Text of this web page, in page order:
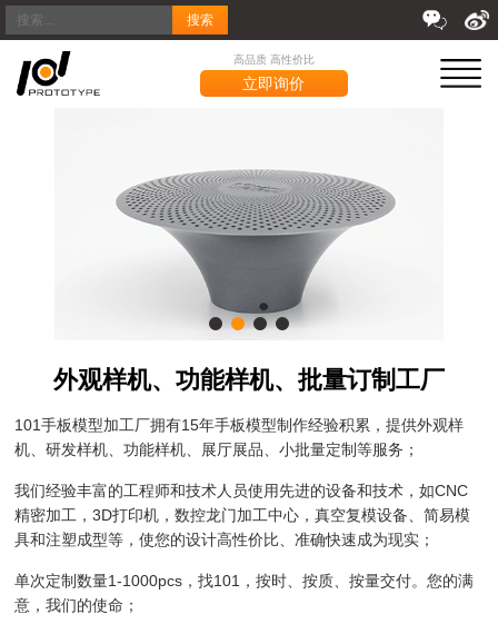
搜索
高品质 高性价比
立即询价
外观样机、功能样机、批量订制工厂
101手板模型加工厂拥有15年手板模型制作经验积累，提供外观样
机、研发样机、功能样机、展厅展品、小批量定制等服务；
我们经验丰富的工程师和技术人员使用先进的设备和技术，如CNC
精密加工，3D打印机，数控龙门加工中心，真空复模设备、简易模
具和注塑成型等，使您的设计高性价比、准确快速成为现实；
单次定制数量1-1000pcs，找101，按时、按质、按量交付。您的满
意，我们的使命；